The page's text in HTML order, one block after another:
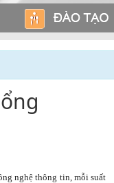
nghệ thông tin, mỗi suất